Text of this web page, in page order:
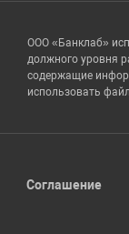
ООО «Банклаб»
должного уровня
содержащие
использовать
Соглашение